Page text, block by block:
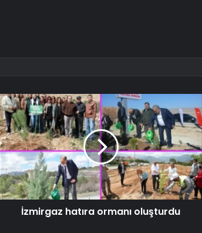
İzmirgaz hatıra ormanı oluşturdu